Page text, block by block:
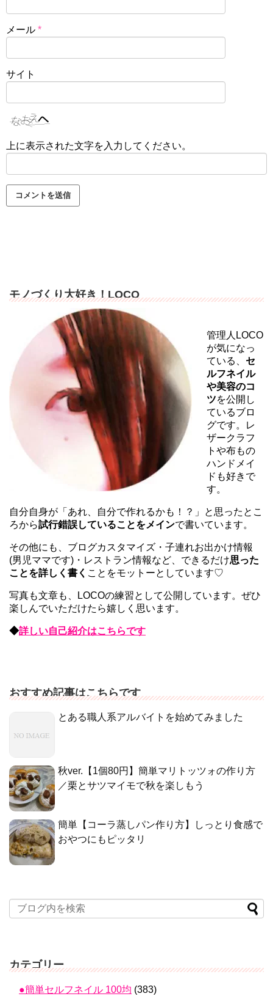
メール *
サイト
上に表示された文字を入力してください。
モノづくり大好き！LOCO
管理人LOCO
が気になっ
ている、 セ
ルフネイル
や美容のコ
ツを公開し
ているブロ
グです。レ
ザークラフ
トや布もの
ハンドメイ
ドも好きで
す。
自分自身が「あれ、自分で作れるかも！？」と思ったとこ
ろから試行錯誤していることをメインで書いています。
その他にも、ブログカスタマイズ・子連れお出かけ情報
(男児ママです)・レストラン情報など、できるだけ思った
ことを詳しく書く ことをモットーとしています♡
写真も文章も、LOCOの練習として公開しています。ぜひ
楽しんでいただけたら嬉しく思います。
◆詳しい自己紹介はこちらです
おすすめ記事はこちらです
とある職人系アルバイトを始めてみました
秋ver.【1個80円】簡単マリトッツォの作り方
／栗とサツマイモで秋を楽しもう
簡単【コーラ蒸しパン作り方】しっとり食感で
おやつにもピッタリ
カテゴリー
●簡単セルフネイル 100均 (383)